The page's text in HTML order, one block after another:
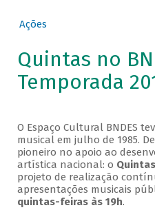
Ações
Quintas no
Temporada
O Espaço Cultural BNDES
musical em julho de 1985.
pioneiro no apoio ao
artística nacional: o
projeto de realização
apresentações musicais
quintas-feiras às 19h.